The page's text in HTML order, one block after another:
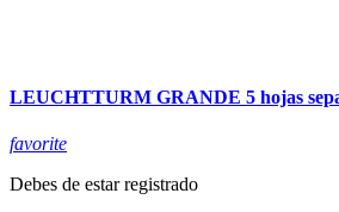
LEUCHTTURM GRANDE 5 hojas
favorite
Debes de estar registrado